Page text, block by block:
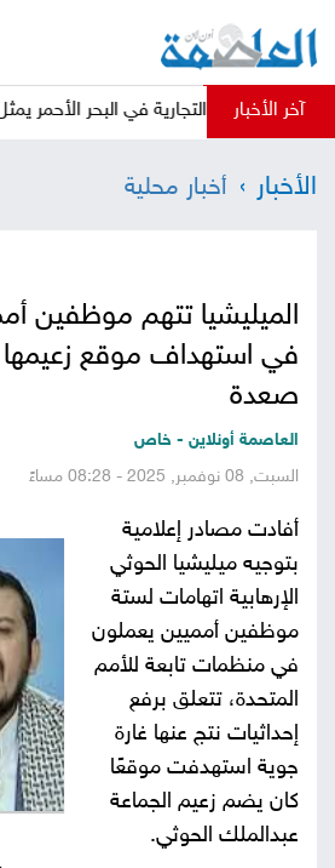
آخر الأخبار
التجارية في البحر الأحمر يمثل
الأخبار أخبار محلية
الميليشيا تتهم موظفين
في استهداف موقع
صعدة
العاصمة أونلاين - خاص
السبت, 08 نوفمبر, 2025 - 08:28 مساءً
أفادت مصادر إعلامية
بتوجيه ميليشيا الحوثي
الإرهابية اتهامات لستة
موظفين أمميين يعملون
في منظمات تابعة للأمم
المتحدة، تتعلق برفع
إحداثيات نتج عنها غارة
جوية استهدفت موقعًا
كان يضم زعيم الجماعة
عبدالملك الحوثي.